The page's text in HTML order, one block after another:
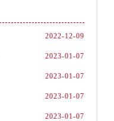
2022-12-09
2023-01-07
2023-01-07
2023-01-07
2023-01-07